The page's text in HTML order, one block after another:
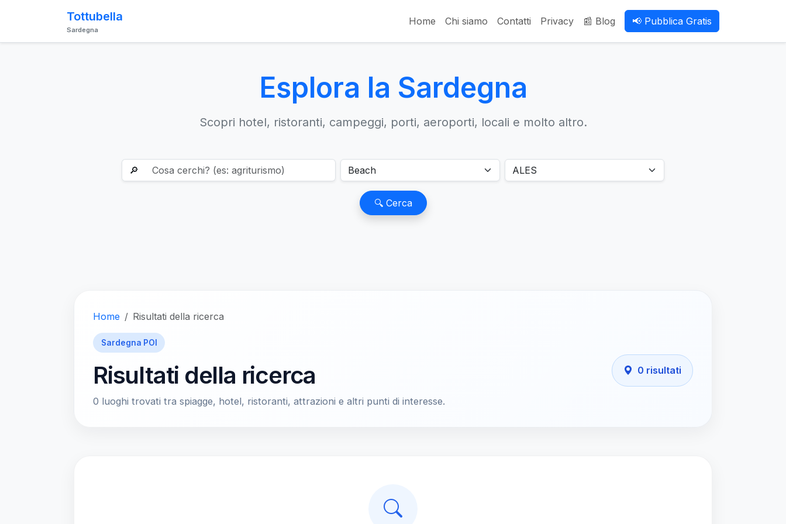
Tottubella
Sardegna
Home Chi siamo Contatti Privacy 📰 Blog 📢 Pubblica Gratis
Esplora la Sardegna
Scopri hotel, ristoranti, campeggi, porti, aeroporti, locali e molto altro.
🔎
🔍 Cerca
Home Risultati della ricerca
Sardegna POI
Risultati della ricerca
0 luoghi trovati tra spiagge, hotel, ristoranti, attrazioni e altri punti di interesse.
0 risultati